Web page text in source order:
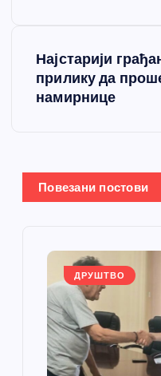
њ
ч
Најстарији
прилику да
намирнице
Повезани постови
ДРУШТВО